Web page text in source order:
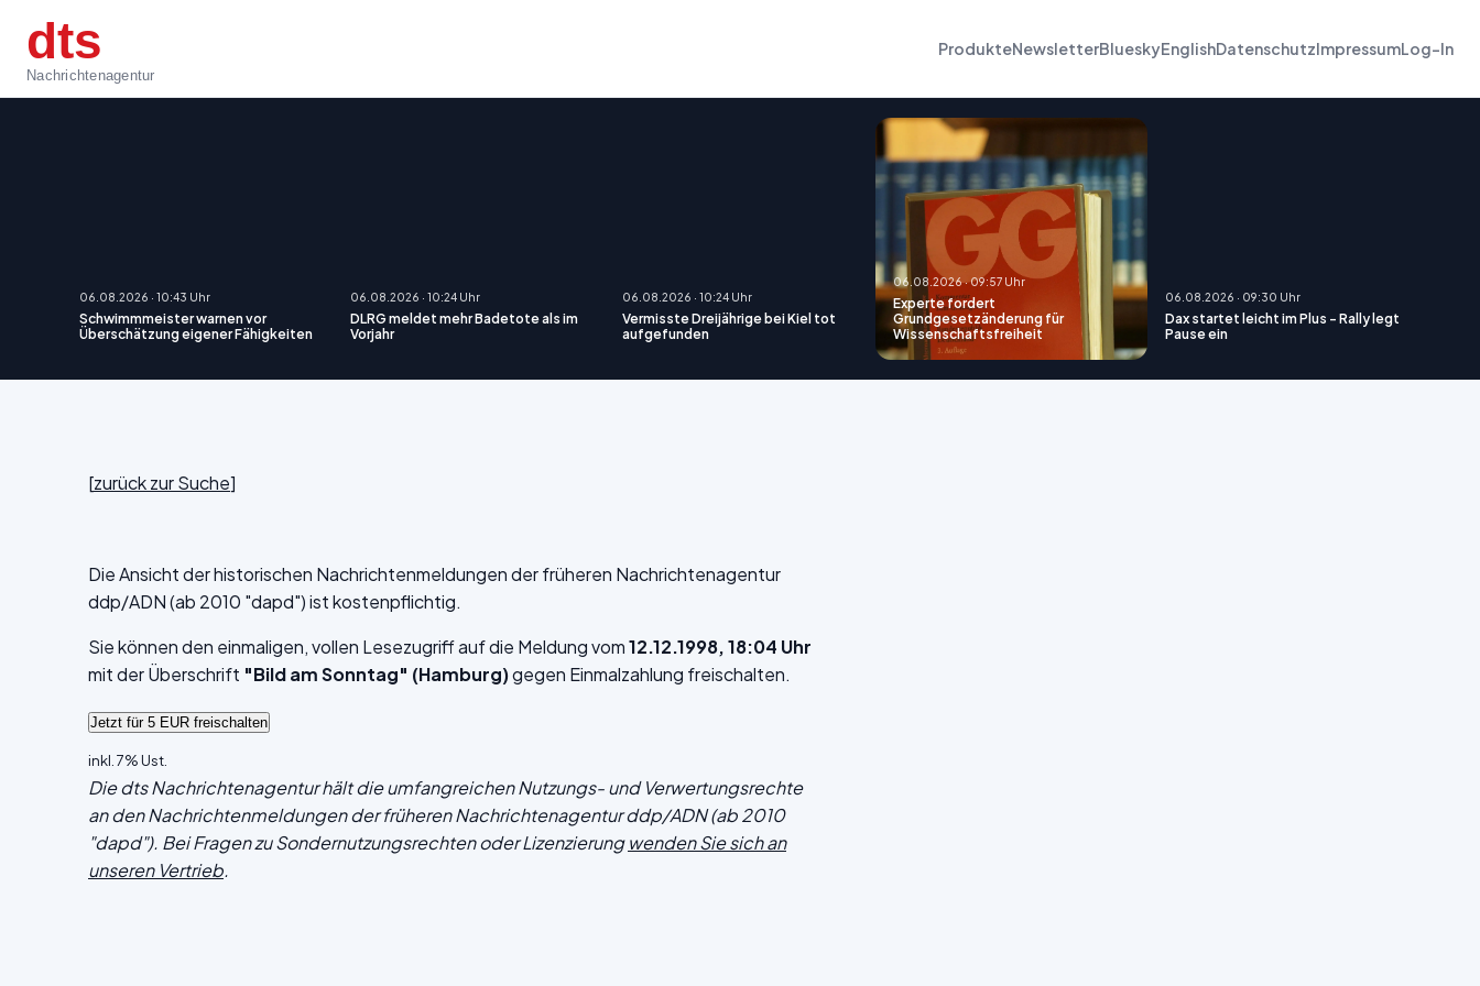
dts
Nachrichtenagentur
ProdukteNewsletterBlueskyEnglishDatenschutzImpressumLog-In
06.08.2026 · 10:43 Uhr
Schwimmmeister warnen vor
Überschätzung eigener Fähigkeiten
06.08.2026 · 10:24 Uhr
DLRG meldet mehr Badetote als im
Vorjahr
06.08.2026 · 10:24 Uhr
Vermisste Dreijährige bei Kiel tot
aufgefunden
06.08.2026 · 09:57 Uhr
Experte fordert
Grundgesetzänderung für
Wissenschaftsfreiheit
06.08.2026 · 09:30 Uhr
Dax startet leicht im Plus - Rally legt
Pause ein
[zurück zur Suche]
Die Ansicht der historischen Nachrichtenmeldungen der früheren Nachrichtenagentur
ddp/ADN (ab 2010 "dapd") ist kostenpflichtig.
Sie können den einmaligen, vollen Lesezugriff auf die Meldung vom12.12.1998, 18:04 Uhr
mit der Überschrift "Bild am Sonntag" (Hamburg)gegen Einmalzahlung freischalten.
inkl. 7% Ust.
Die dts Nachrichtenagentur hält die umfangreichen Nutzungs- und Verwertungsrechte
an den Nachrichtenmeldungen der früheren Nachrichtenagentur ddp/ADN (ab 2010
"dapd"). Bei Fragen zu Sondernutzungsrechten oder Lizenzierungwenden Sie sich an
unseren Vertrieb.